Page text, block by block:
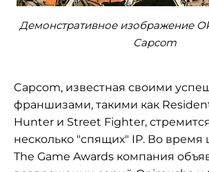
Демонстративное изображение
Capcom
Capcom, известная своими
франшизами, такими как
Hunter и Street Fighter,
несколько "спящих" IP. Во
The Game Awards компания